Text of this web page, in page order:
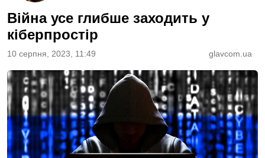
Війна усе глибше заходить у
кіберпростір
10 серпня, 2023, 11:49 glavcom.ua